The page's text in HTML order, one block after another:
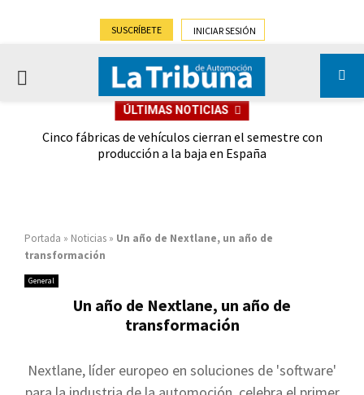
SUSCRÍBETE INICIAR SESIÓN
PRIMARY
ÚLTIMAS NOTICIAS
Cinco fábricas de vehículos cierran el semestre con
producción a la baja en España
Portada » Noticias » Un año de Nextlane, un año de
transformación
General
Un año de Nextlane, un año de
transformación
Nextlane, líder europeo en soluciones de 'software'